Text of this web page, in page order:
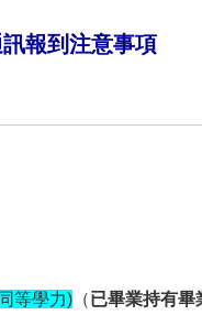
報到注意事項
等學力) （已畢業持有畢